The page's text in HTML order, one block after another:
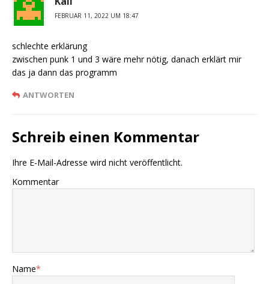
FEBRUAR 11, 2022 UM 18:47
schlechte erklärung
zwischen punk 1 und 3 wäre mehr nötig, danach erklärt mir
das ja dann das programm
ANTWORTEN
Schreib einen Kommentar
Ihre E-Mail-Adresse wird nicht veröffentlicht.
Kommentar
Name*